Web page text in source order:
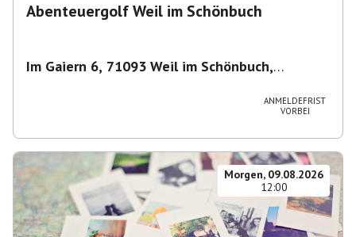
Abenteuergolf Weil im Schönbuch
Im Gaiern 6, 71093 Weil im Schönbuch,
ANMELDEFRIST
VORBEI
Morgen, 09.08.2026
12:00